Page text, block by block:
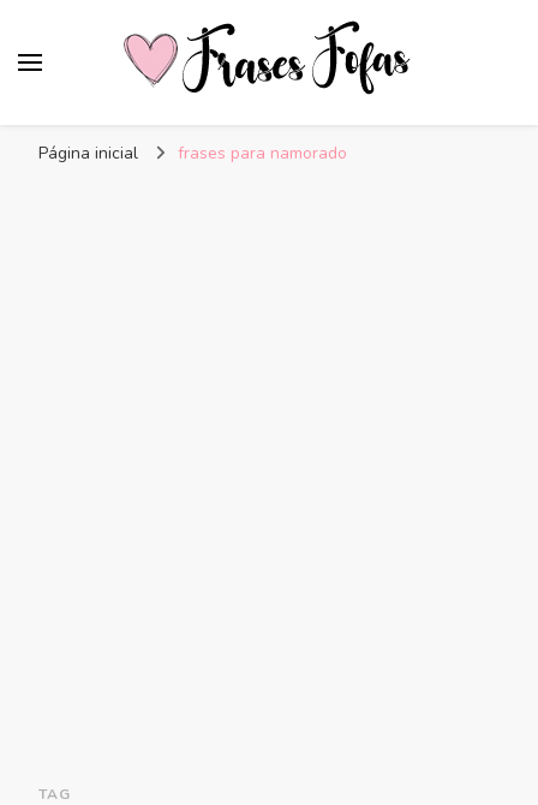
Página inicial frases para namorado
TAG